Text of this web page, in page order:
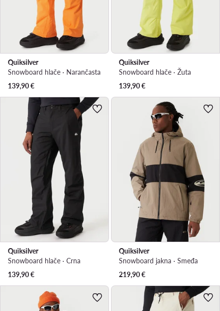
Quiksilver
Snowboard hlače · Narančasta
139,90€
Quiksilver
Snowboard hlače · Žuta
139,90€
Quiksilver
Snowboard hlače · Crna
139,90€
Quiksilver
Snowboard jakna · Smeđa
219,90€